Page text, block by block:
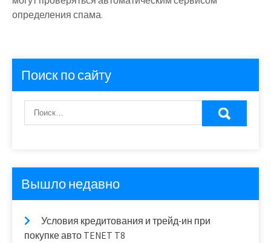
определения спама.
Поиск по сайту
Вышло недавно
Условия кредитования и трейд-ин при
покупке авто TENET T8